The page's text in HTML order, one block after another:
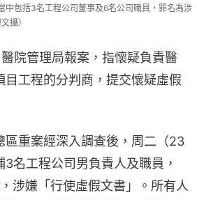
中包括3名工程公司董事及6名公司職員，罪名為涉
攝）
院管理局報案，指懷疑負責醫
目工程的分判商，提交懷疑虛假
區重案經深入調查後，周二（23
3名工程公司男負責人及職員，
涉嫌「行使虛假文書」。所有人